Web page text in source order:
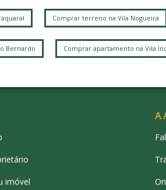
Comprar terreno na Vila Nogueira
Bernardo Comprar apartamento na Vila
imóvel
A